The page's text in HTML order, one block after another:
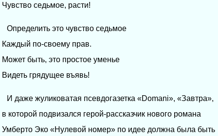
Чувство седьмое, расти!
Определить это чувство седьмое
Каждый по-своему прав.
Может быть, это простое уменье
Видеть грядущее въявь!
И даже жуликоватая псевдогазетка «Domani», «Завтра»,
в которой подвизался герой-рассказчик нового романа
Умберто Эко «Нулевой номер» по идее должна была быть